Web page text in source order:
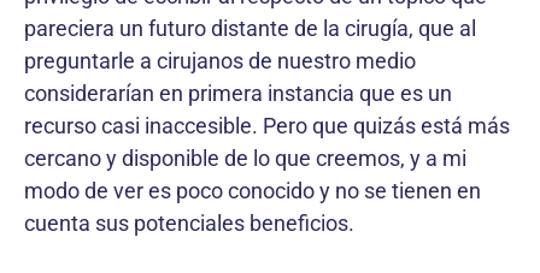
pareciera un futuro distante de la cirugía, que al
preguntarle a cirujanos de nuestro medio
considerarían en primera instancia que es un
recurso casi inaccesible. Pero que quizás está más
cercano y disponible de lo que creemos, y a mi
modo de ver es poco conocido y no se tienen en
cuenta sus potenciales beneficios.